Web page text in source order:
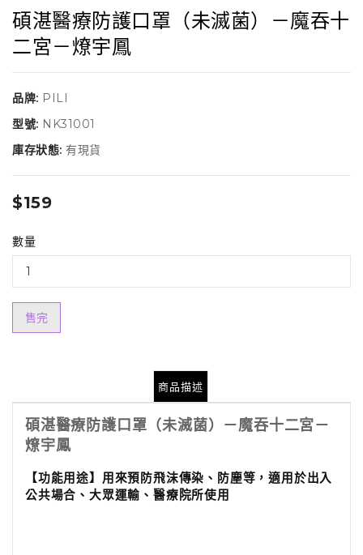
碩湛醫療防護口罩（未滅菌）－魔吞十
二宮－燎宇鳳
品牌: PILI
型號: NK31001
庫存狀態: 有現貨
$159
數量
售完
商品描述
碩湛醫療防護口罩（未滅菌）－魔吞十二宮－
燎宇鳳
【功能用途】 用來預防飛沫傳染、防塵等，適用於出入
公共場合、大眾運輸、醫療院所使用